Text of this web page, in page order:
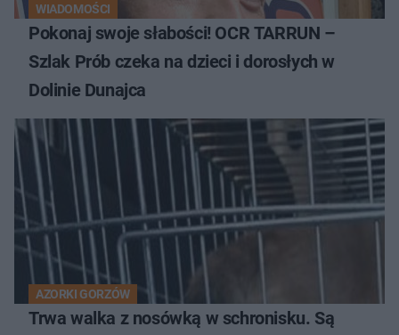
WIADOMOŚCI
Pokonaj swoje słabości! OCR TARRUN –
Szlak Prób czeka na dzieci i dorosłych w
Dolinie Dunajca
AZORKI GORZÓW
Trwa walka z nosówką w schronisku. Są